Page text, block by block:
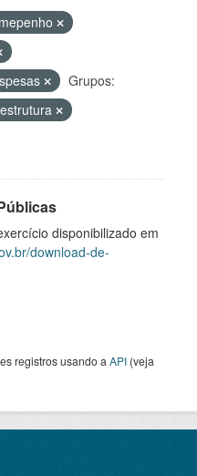
Grupos:
disponibilizado em
download-de-
registros usando a API (veja